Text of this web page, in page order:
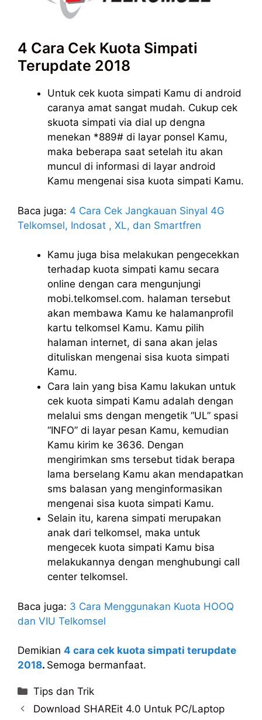
4 Cara Cek Kuota Simpati
Terupdate 2018
Untuk cek kuota simpati Kamu di android
caranya amat sangat mudah. Cukup cek
skuota simpati via dial up dengna
menekan *889# di layar ponsel Kamu,
maka beberapa saat setelah itu akan
muncul di informasi di layar android
Kamu mengenai sisa kuota simpati Kamu.
Baca juga: 4 Cara Cek Jangkauan Sinyal 4G
Telkomsel, Indosat , XL, dan Smartfren
Kamu juga bisa melakukan pengecekkan
terhadap kuota simpati kamu secara
online dengan cara mengunjungi
mobi.telkomsel.com. halaman tersebut
akan membawa Kamu ke halamanprofil
kartu telkomsel Kamu. Kamu pilih
halaman internet, di sana akan jelas
dituliskan mengenai sisa kuota simpati
Kamu.
Cara lain yang bisa Kamu lakukan untuk
cek kuota simpati Kamu adalah dengan
melalui sms dengan mengetik “UL” spasi
“INFO” di layar pesan Kamu, kemudian
Kamu kirim ke 3636. Dengan
mengirimkan sms tersebut tidak berapa
lama berselang Kamu akan mendapatkan
sms balasan yang menginformasikan
mengenai sisa kuota simpati Kamu.
Selain itu, karena simpati merupakan
anak dari telkomsel, maka untuk
mengecek kuota simpati Kamu bisa
melakukannya dengan menghubungi call
center telkomsel.
Baca juga: 3 Cara Menggunakan Kuota HOOQ
dan VIU Telkomsel
Demikian 4 cara cek kuota simpati terupdate
2018. Semoga bermanfaat.
Categories
Tips dan Trik
Download SHAREit 4.0 Untuk PC/Laptop